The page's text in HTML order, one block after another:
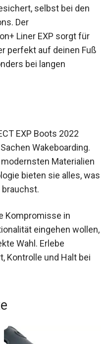
selbst bei den
Der
Liner EXP sorgt für
perfekt auf deinen Fuß
bei langen
EXP Boots 2022
Wakeboarding.
Materialien
bieten sie alles, was
Kompromisse in
eingehen wollen,
Wahl. Erlebe
Kontrolle und Halt bei